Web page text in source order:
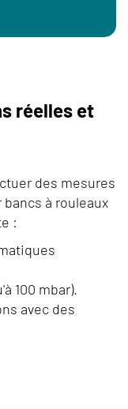
réelles et
des mesures
à rouleaux
:
100 mbar).
avec des